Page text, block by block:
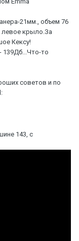
21мм., объем 76
левое крыло.За
Кексу!
139Дб...Что-то
советов и по
143, с